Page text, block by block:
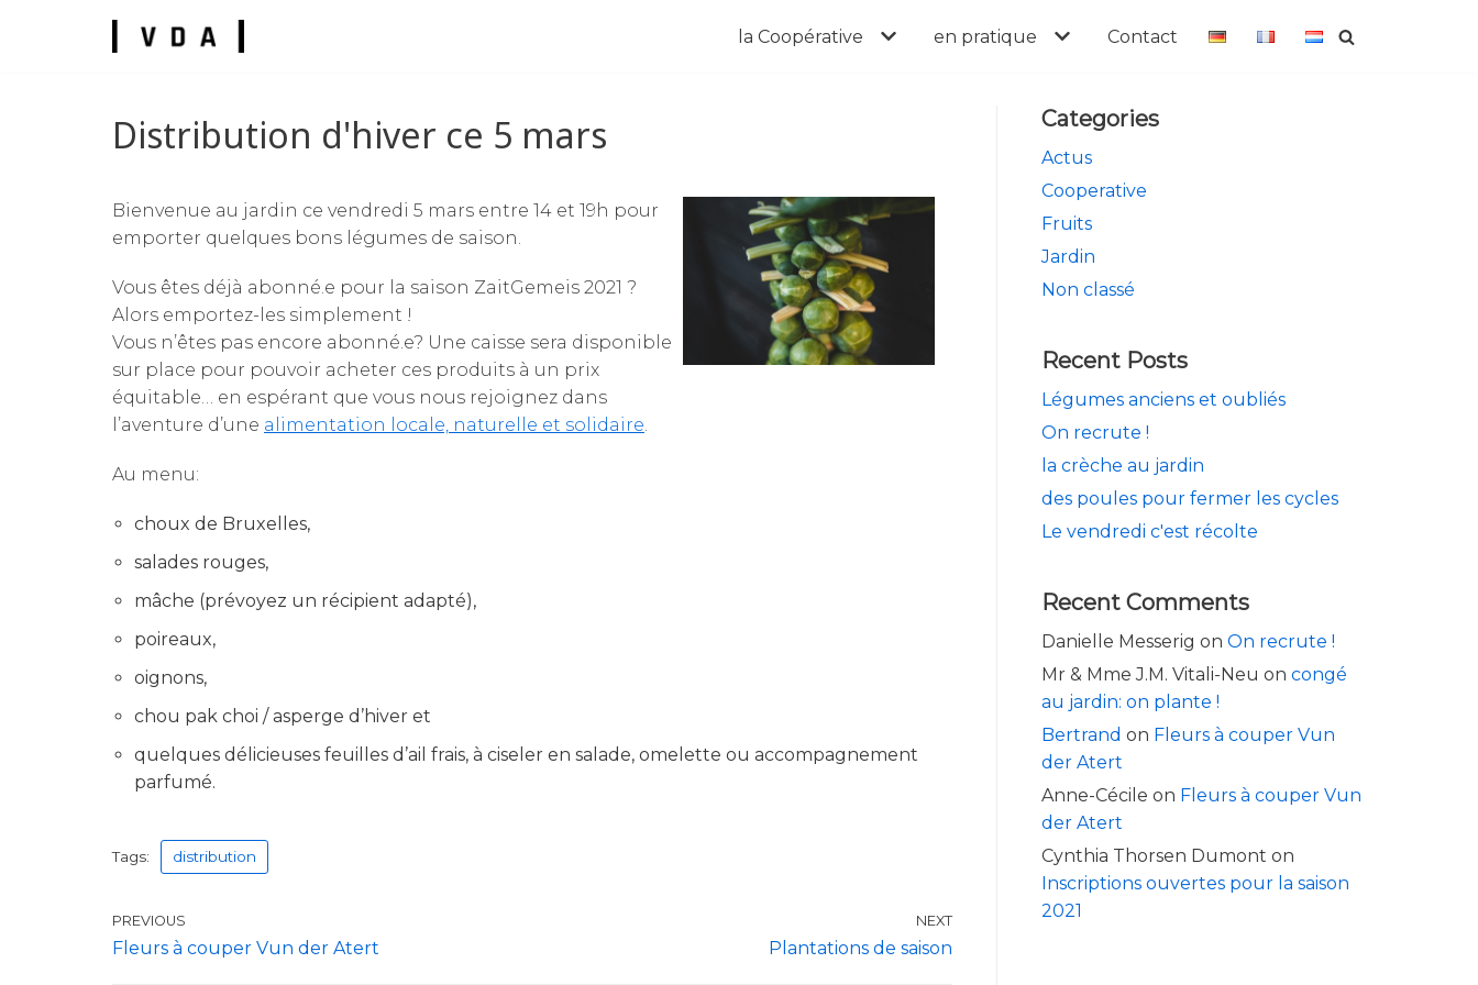
la Coopérative en pratique Contact
Distribution d'hiver ce 5 mars
Bienvenue au jardin ce vendredi 5 mars entre 14 et 19h pour
emporter quelques bons légumes de saison.
Vous êtes déjà abonné.e pour la saison ZaitGemeis 2021 ?
Alors emportez-les simplement !
Vous n’êtes pas encore abonné.e? Une caisse sera disponible
sur place pour pouvoir acheter ces produits à un prix
équitable… en espérant que vous nous rejoignez dans
l’aventure d’une alimentation locale, naturelle et solidaire.
Au menu:
choux de Bruxelles,
salades rouges,
mâche (prévoyez un récipient adapté),
poireaux,
oignons,
chou pak choi / asperge d’hiver et
quelques délicieuses feuilles d’ail frais, à ciseler en salade, omelette ou accompagnement
parfumé.
Tags: distribution
PREVIOUS
Fleurs à couper Vun der Atert
NEXT
Plantations de saison
Categories
Actus
Cooperative
Fruits
Jardin
Non classé
Recent Posts
Légumes anciens et oubliés
On recrute !
la crèche au jardin
des poules pour fermer les cycles
Le vendredi c'est récolte
Recent Comments
Danielle Messerig on On recrute !
Mr & Mme J.M. Vitali-Neu on congé
au jardin: on plante !
Bertrand on Fleurs à couper Vun
der Atert
Anne-Cécile on Fleurs à couper Vun
der Atert
Cynthia Thorsen Dumont on
Inscriptions ouvertes pour la saison
2021